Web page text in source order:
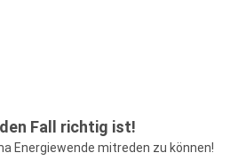
Fall richtig ist!
Energiewende mitreden zu können!